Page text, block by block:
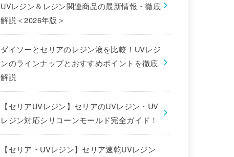
UVレジン＆レジン関連商品の最新情報・徹底
解説＜2026年版＞
ダイソーとセリアのレジン液を比較！UVレジ
ンのラインナップとおすすめポイントを徹底
解説
【セリアUVレジン】セリアのUVレジン・UV
レジン対応シリコーンモールド完全ガイド！
【セリア・UVレジン】セリア速乾UVレジン